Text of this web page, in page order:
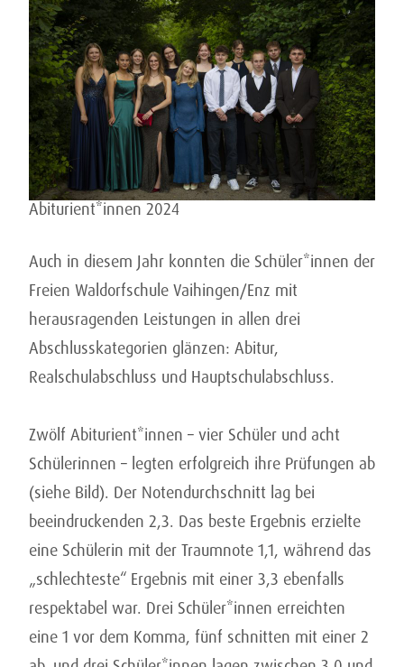
Abiturient*innen 2024
Auch in diesem Jahr konnten die Schüler*innen der
Freien Waldorfschule Vaihingen/Enz mit
herausragenden Leistungen in allen drei
Abschlusskategorien glänzen: Abitur,
Realschulabschluss und Hauptschulabschluss.
Zwölf Abiturient*innen – vier Schüler und acht
Schülerinnen – legten erfolgreich ihre Prüfungen ab
(siehe Bild). Der Notendurchschnitt lag bei
beeindruckenden 2,3. Das beste Ergebnis erzielte
eine Schülerin mit der Traumnote 1,1, während das
„schlechteste“ Ergebnis mit einer 3,3 ebenfalls
respektabel war. Drei Schüler*innen erreichten
eine 1 vor dem Komma, fünf schnitten mit einer 2